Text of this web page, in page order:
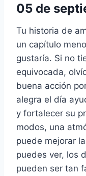
05 de
Tu historia de
un capítulo
gustaría. Si no
equivocada,
buena acción
alegra el día
y fortalecer su
modos, una
puede mejorar
puedes ver, los
pueden ser tan